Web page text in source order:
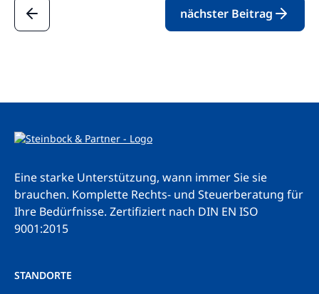
nächster Beitrag
Eine starke Unterstützung, wann immer Sie sie
brauchen. Komplette Rechts- und Steuerberatung für
Ihre Bedürfnisse. Zertifiziert nach DIN EN ISO
9001:2015
STANDORTE